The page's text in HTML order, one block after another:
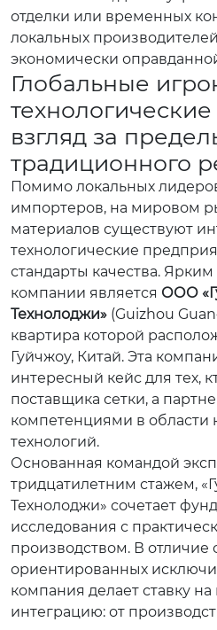
отделки или временных
локальных
экономически
Глобальные
взгляд за
традиционного
Помимо локальных
импортеров, на мировом
материалов существуют
технологические
стандарты качества.
компании является ООО
Технолоджи» (Guizhou
квартира которой
Гуйчжоу, Китай. Эта
интересный кейс для тех,
поставщика сетки, а
компетенциями в области
технологий.
Основанная командой
тридцатилетним стажем,
Технолоджи» сочетает
исследования с
производством. В отличие
ориентированных
компания делает ставку
интеграцию: от